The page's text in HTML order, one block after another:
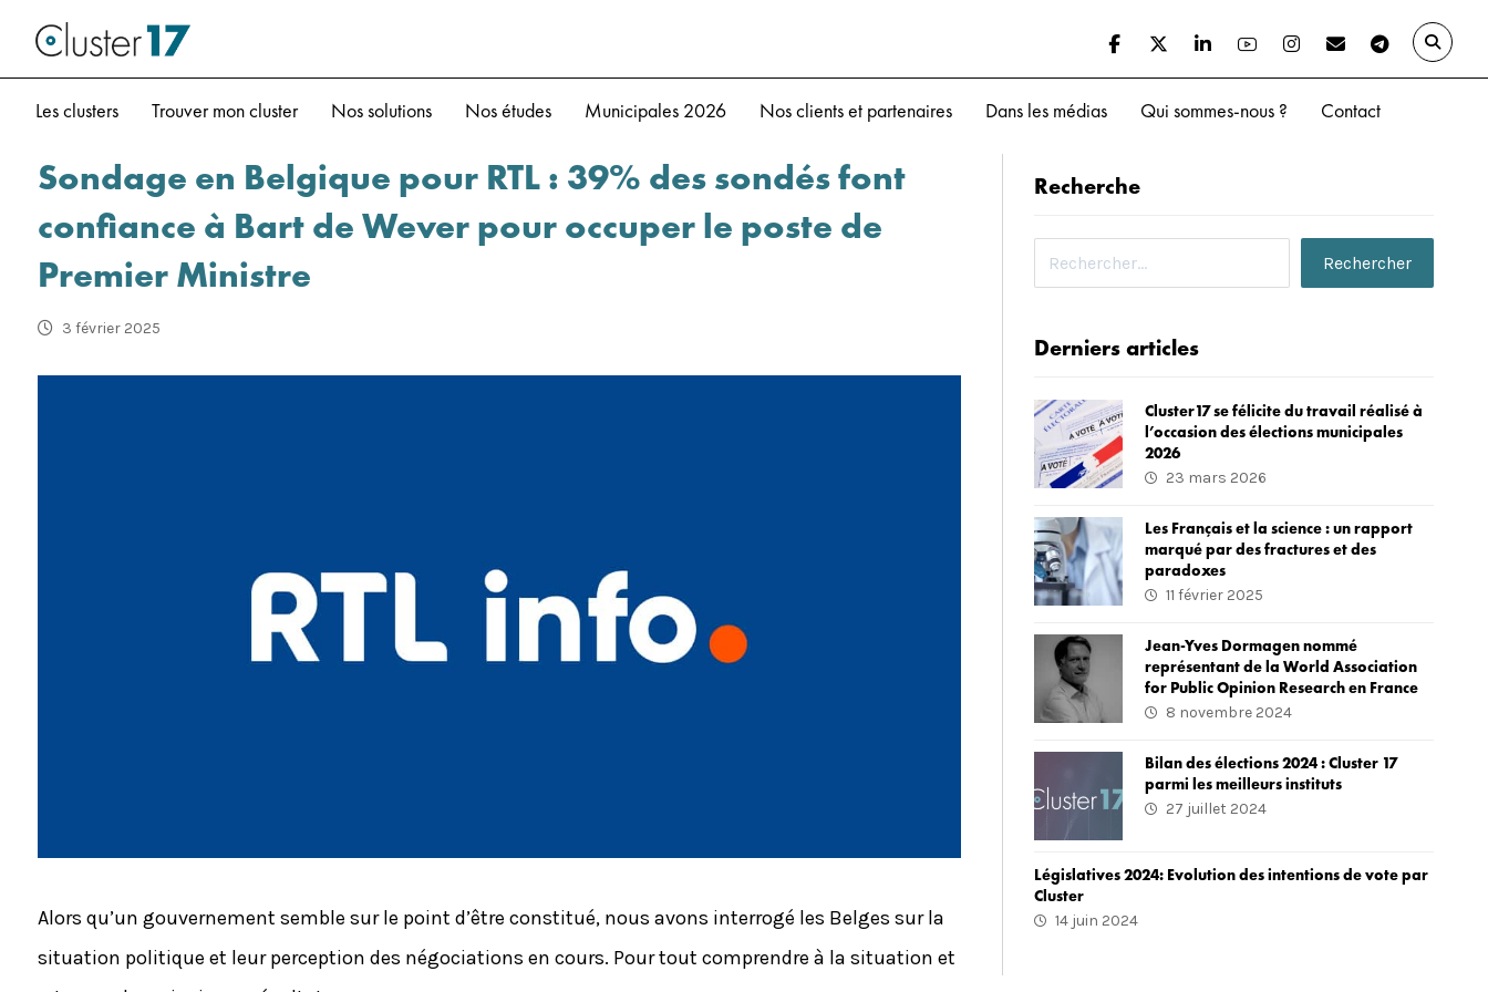
Les clusters Trouver mon cluster Nos solutions Nos études Municipales 2026 Nos clients et partenaires Dans les médias Qui sommes-nous ? Contact
Sondage en Belgique pour RTL : 39% des sondés font
confiance à Bart de Wever pour occuper le poste de
Premier Ministre
3 février 2025
Alors qu’un gouvernement semble sur le point d’être constitué, nous avons interrogé les Belges sur la
situation politique et leur perception des négociations en cours. Pour tout comprendre à la situation et
Recherche
Derniers articles
Cluster17 se félicite du travail réalisé à
l’occasion des élections municipales
2026
23 mars 2026
Les Français et la science : un rapport
marqué par des fractures et des
paradoxes
11 février 2025
Jean-Yves Dormagen nommé
représentant de la World Association
for Public Opinion Research en France
8 novembre 2024
Bilan des élections 2024 : Cluster 17
parmi les meilleurs instituts
27 juillet 2024
Législatives 2024: Evolution des intentions de vote par
Cluster
14 juin 2024